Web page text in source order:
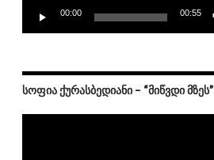
შეუსრულდა
00:00 00:55
ᲡᲝᲤᲘᲐ ᲥᲣᲠᲐᲡᲑᲔᲓᲘᲐᲜᲘ – “ᲛᲘᲬᲕᲓᲘ ᲛᲖᲔᲡ”